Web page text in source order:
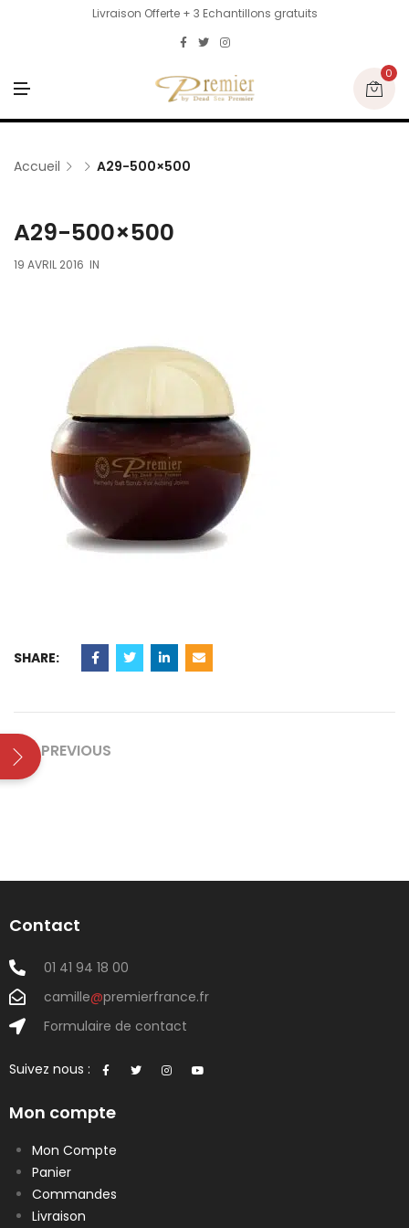
Livraison Offerte + 3 Echantillons gratuits
N
U
0
Accueil A29-500×500
A29-500×500
19 AVRIL 2016 IN
SHARE:
PREVIOUS
Contact
01 41 94 18 00
camille@premierfrance.fr
Formulaire de contact
Suivez nous :
Mon compte
Mon Compte
Panier
Commandes
Livraison